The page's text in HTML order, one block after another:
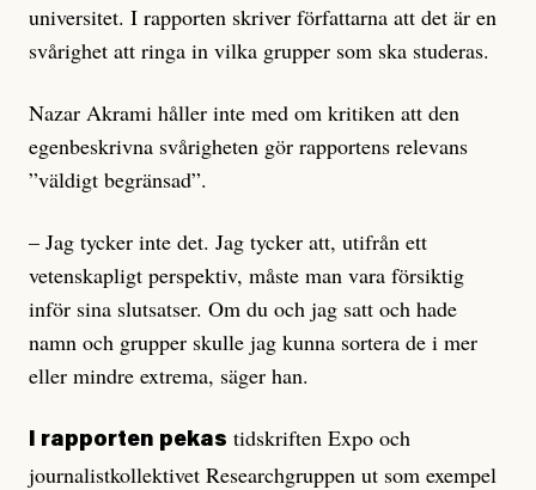
universitet. I rapporten skriver författarna att det är en
svårighet att ringa in vilka grupper som ska studeras.
Nazar Akrami håller inte med om kritiken att den
egenbeskrivna svårigheten gör rapportens relevans
”väldigt begränsad”.
– Jag tycker inte det. Jag tycker att, utifrån ett
vetenskapligt perspektiv, måste man vara försiktig
inför sina slutsatser. Om du och jag satt och hade
namn och grupper skulle jag kunna sortera de i mer
eller mindre extrema, säger han.
I rapporten pekas tidskriften Expo och
journalistkollektivet Researchgruppen ut som exempel